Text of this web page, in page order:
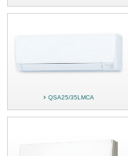
QSA25/35LMCA